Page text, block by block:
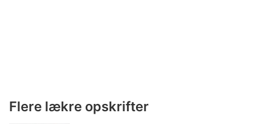
Flere lækre opskrifter